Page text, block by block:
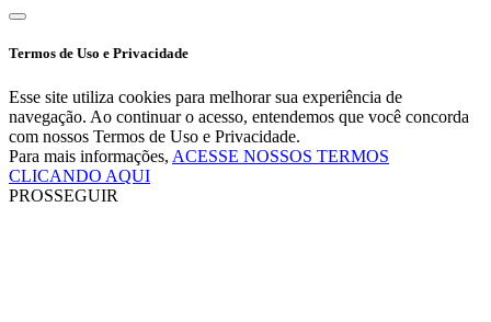
Termos de Uso e Privacidade
Esse site utiliza cookies para melhorar sua experiência de
navegação. Ao continuar o acesso, entendemos que você concorda
com nossos Termos de Uso e Privacidade.
Para mais informações, ACESSE NOSSOS TERMOS
CLICANDO AQUI
PROSSEGUIR